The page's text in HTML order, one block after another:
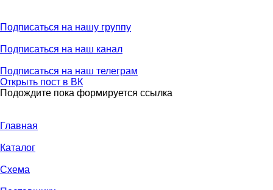
Подписаться на нашу группу
Подписаться на наш канал
Подписаться на наш телеграм
Открыть пост в ВК
Подождите пока формируется ссылка
Главная
Каталог
Схема